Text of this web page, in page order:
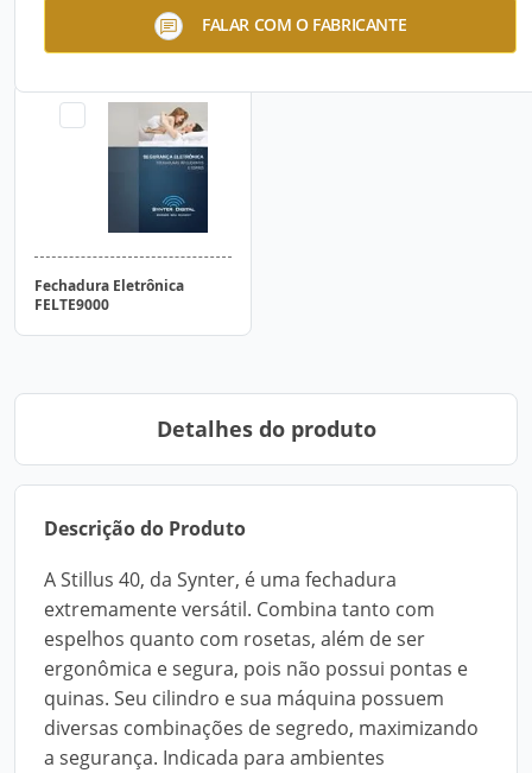
FALAR COM O FABRICANTE
Fechadura Biométrica
FELTP9000
Fechadura Eletrônica
FELTE9000
Detalhes do produto
Descrição do Produto
A Stillus 40, da Synter, é uma fechadura
extremamente versátil. Combina tanto com
espelhos quanto com rosetas, além de ser
ergonômica e segura, pois não possui pontas e
quinas. Seu cilindro e sua máquina possuem
diversas combinações de segredo, maximizando
a segurança. Indicada para ambientes